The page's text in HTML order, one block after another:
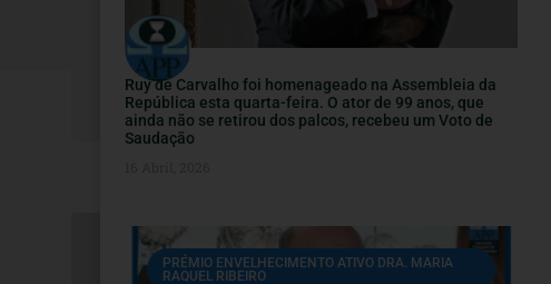
Ruy de Carvalho foi homenageado na Assembleia da
República esta quarta-feira. O ator de 99 anos, que
ainda não se retirou dos palcos, recebeu um Voto de
Saudação
PRÉMIO ENVELHECIMENTO ATIVO DRA. MARIA
RAQUEL RIBEIRO